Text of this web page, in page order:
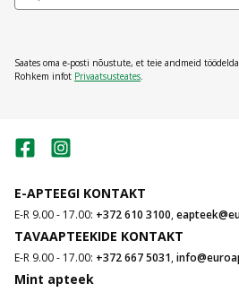
Saates oma e-posti nõustute, et teie andmeid
Rohkem infot Privaatsusteates.
E-APTEEGI KONTAKT
E-R 9.00 - 17.00: +372 610 3100,
TAVAAPTEEKIDE KONTAKT
E-R 9.00 - 17.00: +372 667 5031,
Mint apteek